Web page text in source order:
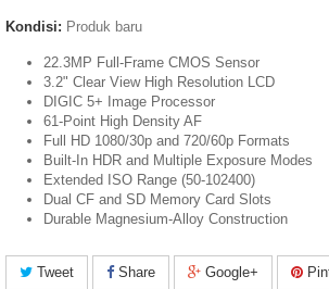
Kondisi: Produk baru
22.3MP Full-Frame CMOS Sensor
3.2" Clear View High Resolution LCD
DIGIC 5+ Image Processor
61-Point High Density AF
Full HD 1080/30p and 720/60p Formats
Built-In HDR and Multiple Exposure Modes
Extended ISO Range (50-102400)
Dual CF and SD Memory Card Slots
Durable Magnesium-Alloy Construction
Tweet Share Google+